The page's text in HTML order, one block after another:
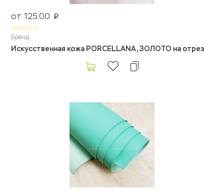
от 125.00 p
Бренд:
Искусственная кожа PORCELLANA, ЗОЛОТО на отрез